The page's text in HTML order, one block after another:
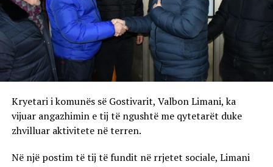
Kryetari i komunës së Gostivarit, Valbon Limani, ka
vijuar angazhimin e tij të ngushtë me qytetarët duke
zhvilluar aktivitete në terren.
Në një postim të tij të fundit në rrjetet sociale, Limani